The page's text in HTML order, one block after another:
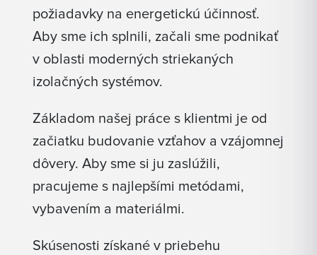
požiadavky na energetickú účinnosť.
Aby sme ich splnili, začali sme podnikať
v oblasti moderných striekaných
izolačných systémov.
Základom našej práce s klientmi je od
začiatku budovanie vzťahov a vzájomnej
dôvery. Aby sme si ju zaslúžili,
pracujeme s najlepšími metódami,
vybavením a materiálmi.
Skúsenosti získané v priebehu